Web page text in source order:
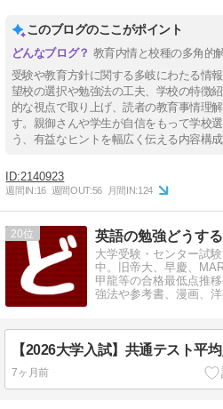
このブログのここがポイント
教育内情と校種の多角的
受験や教育方針に関する多岐にわたる情
望校の選択や勉強法の工夫、学校の特徴
的な視点で取り上げ、読者の教育事情理
す。親御さんや学生が自信をもって学校
う、有益なヒントを幅広く伝える内容構成
2140923
週間IN:16 週間OUT:56 月間IN:124
20 英語の勉強どうす
大学受験・センター試
中。旧帝大、早慶、
甲龍等の合格最低点推
強法や参考書、漫画、洋
7ヶ月前